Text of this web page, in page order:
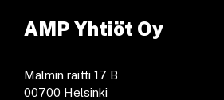
AMP Yhtiöt Oy
Malmin raitti 17 B
00700 Helsinki